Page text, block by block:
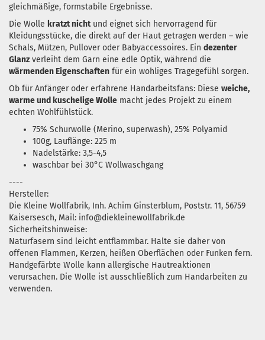
gleichmäßige, formstabile Ergebnisse.
Die Wolle kratzt nichtund eignet sich hervorragend für
Kleidungsstücke, die direkt auf der Haut getragen werden – wie
Schals, Mützen, Pullover oder Babyaccessoires. Ein dezenter
Glanz verleiht dem Garn eine edle Optik, während die
wärmenden Eigenschaften für ein wohliges Tragegefühl sorgen.
Ob für Anfänger oder erfahrene Handarbeitsfans: Diese weiche,
warme und kuschelige Wolle macht jedes Projekt zu einem
echten Wohlfühlstück.
75% Schurwolle (Merino, superwash), 25% Polyamid
100g, Lauflänge: 225 m
Nadelstärke: 3,5-4,5
waschbar bei 30°C Wollwaschgang
----
Hersteller:
Die Kleine Wollfabrik, Inh. Achim Ginsterblum, Poststr. 11, 56759
Kaisersesch, Mail: info@diekleinewollfabrik.de
Sicherheitshinweise:
Naturfasern sind leicht entflammbar. Halte sie daher von
offenen Flammen, Kerzen, heißen Oberflächen oder Funken fern.
Handgefärbte Wolle kann allergische Hautreaktionen
verursachen. Die Wolle ist ausschließlich zum Handarbeiten zu
verwenden.